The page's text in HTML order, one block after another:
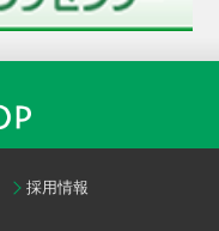
採用情報